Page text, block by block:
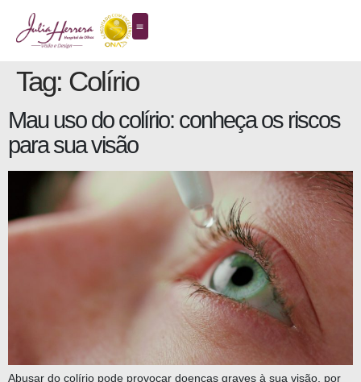
Tag: Colírio
Mau uso do colírio: conheça os riscos
para sua visão
Abusar do colírio pode provocar doenças graves à sua visão, por